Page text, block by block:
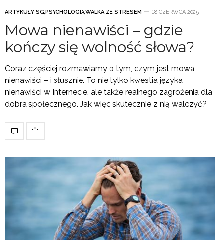
ARTYKUŁY SG PSYCHOLOGIAWALKA ZE STRESEM 18 CZERWCA 2025
Mowa nienawiści – gdzie
kończy się wolność słowa?
Coraz częściej rozmawiamy o tym, czym jest mowa
nienawiści – i słusznie. To nie tylko kwestia języka
nienawiści w Internecie, ale także realnego zagrożenia dla
dobra społecznego. Jak więc skutecznie z nią walczyć?